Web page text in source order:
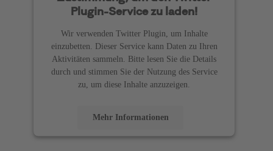
Plugin-Service zu laden!
Wir verwenden Twitter Plugin, um Inhalte
einzubetten. Dieser Service kann Daten zu Ihren
Aktivitäten sammeln. Bitte lesen Sie die Details
durch und stimmen Sie der Nutzung des Service
zu, um diese Inhalte anzuzeigen.
Mehr Informationen